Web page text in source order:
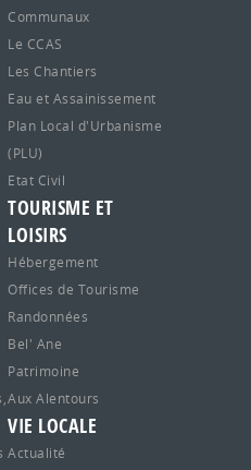
Communaux
Le CCAS
Les Chantiers
Eau et Assainissement
Plan Local d'Urbanisme
(PLU)
Etat Civil
TOURISME ET
LOISIRS
Hébergement
Offices de Tourisme
Randonnées
Bel' Ane
Patrimoine
Aux Alentours
VIE LOCALE
Actualité